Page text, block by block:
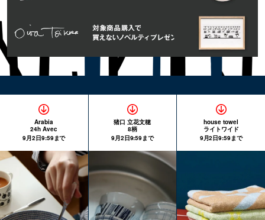
Arabia
24h Avec
9月2日9:59まで
猪口 立花文穂
8柄
9月2日9:59まで
house towel
ライトワイド
9月2日9:59まで